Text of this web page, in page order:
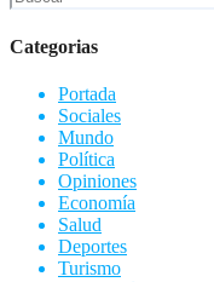
Categorias
Portada
Sociales
Mundo
Política
Opiniones
Economía
Salud
Deportes
Turismo